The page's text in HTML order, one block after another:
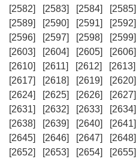
[2582]
[2583] [2584] [2585]
[2589]
[2590] [2591] [2592]
[2596]
[2597] [2598] [2599]
[2603]
[2604] [2605] [2606]
[2610]
[2611] [2612] [2613]
[2617]
[2618] [2619] [2620]
[2624]
[2625] [2626] [2627]
[2631]
[2632] [2633] [2634]
[2638]
[2639] [2640] [2641]
[2645]
[2646] [2647] [2648]
[2652]
[2653] [2654] [2655]